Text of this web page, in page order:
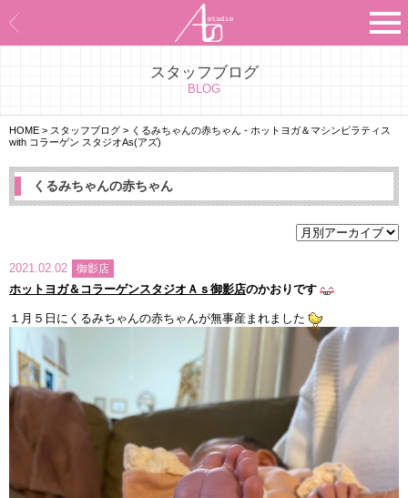
スタッフブログ
BLOG
HOME > スタッフブログ > くるみちゃんの赤ちゃん - ホットヨガ＆マシンピラティス
with コラーゲン スタジオAs(アズ)
くるみちゃんの赤ちゃん
2021.02.02 御影店
ホットヨガ＆コラーゲンスタジオＡｓ御影店のかおりです
１月５日にくるみちゃんの赤ちゃんが無事産まれました
Asのコンセプト
Asのナビゲーションシステム
施設紹介
インストラクターのメッセージ
会社案内